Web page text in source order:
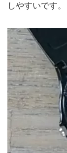
しやすいです。